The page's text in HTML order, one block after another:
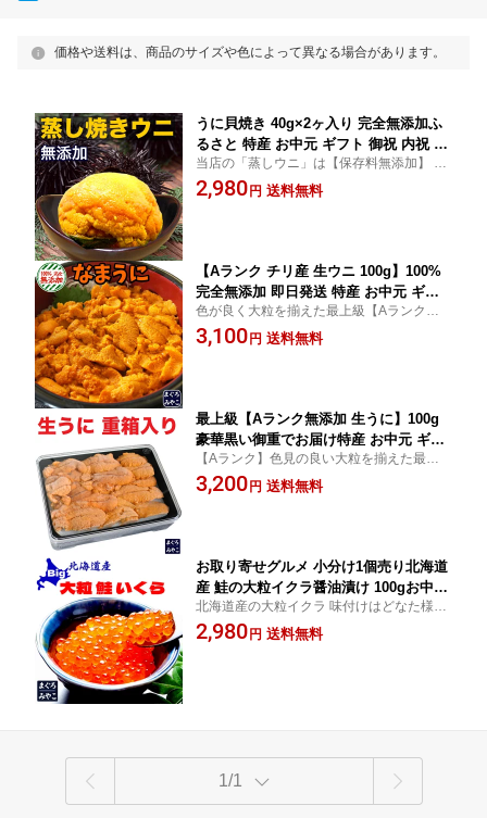
価格や送料は、商品のサイズや色によって異なる場合があります。
うに貝焼き 40g×2ヶ入り 完全無添加ふ
るさと 特産 お中元 ギフト 御祝 内祝 お
返し 誕生日 贈り物 即日発送 お取り寄
せグルメ 本州送料無料
当店の「蒸しウニ」は【保存料無添加】 苦
みがなく甘味と濃い旨味が自慢の一品 自宅
用はもちろんご贈答にもお勧めです
2,980 円 送料無料
【Aランク チリ産 生ウニ 100g】100%
完全無添加 即日発送 特産 お中元 ギフ
ト 内祝い お返し お祝い パーティ バイ
キングご宴席 お取り寄せグルメ 小分け
色が良く大粒を揃えた最上級【Aランク品】
生ウニ本来のうま味を味わう【完全無添
加】 苦味の元（みょうばん）を使っていま
3,100 円 送料無料
最上級【Aランク無添加 生うに】100g
豪華黒い御重でお届け特産 お中元 ギフ
ト 内祝い お返し お祝い おもてなし 即
日発送 お取り寄せグルメ
【Aランク】色見の良い大粒を揃えた最上級
品です 【ミョウバンなし】お口にウニ本来
の甘味が広がります 【豪華な ウニの御重】
3,200 円 送料無料
お取り寄せグルメ 小分け1個売り北海道
産 鮭の大粒イクラ醤油漬け 100gお中元
ギフト 御祝 内祝 お返し 誕生日 贈り物
即日発送
北海道産の大粒イクラ 味付けはどなた様に
も合う王道の醤油風味 白米のお供にどうぞ
2,980 円 送料無料
1/1